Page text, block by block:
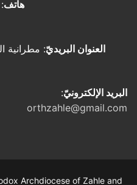
هاتف: 820527 – 806882 8 00961
العنوان البريديّ: مطرانية
البريد الإلكترونيّ:
orthzahle@gmail.com
Archdiocese of Zahle and